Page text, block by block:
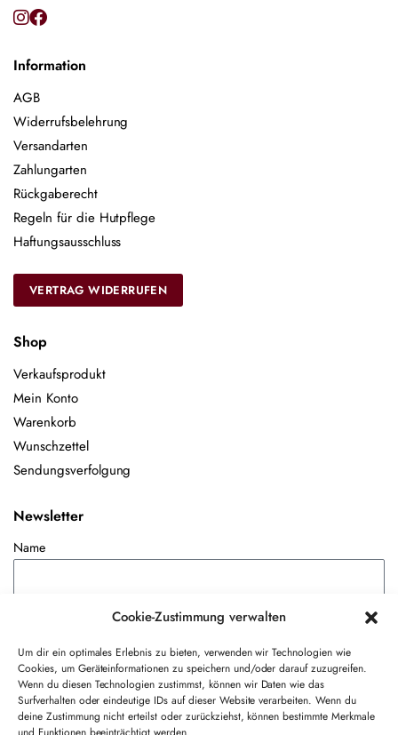
Cookie-Zustimmung verwalten
Um dir ein optimales Erlebnis zu bieten, verwenden wir Technologien wie
Cookies, um Geräteinformationen zu speichern und/oder darauf zuzugreifen.
Wenn du diesen Technologien zustimmst, können wir Daten wie das
Surfverhalten oder eindeutige IDs auf dieser Website verarbeiten. Wenn du
deine Zustimmung nicht erteilst oder zurückziehst, können bestimmte Merkmale
Information
AGB
Widerrufsbelehrung
Versandarten
Zahlungarten
Rückgaberecht
Regeln für die Hutpflege
Haftungsausschluss
VERTRAG WIDERRUFEN
Shop
Verkaufsprodukt
Mein Konto
Warenkorb
Wunschzettel
Sendungsverfolgung
Newsletter
Name
Hiermit akzeptiere ich die Datenschutzbestimmungen